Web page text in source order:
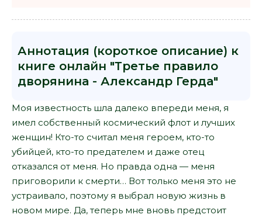
Аннотация (короткое описание) к
книге онлайн "Третье правило
дворянина - Александр Герда"
Моя известность шла далеко впереди меня, я
имел собственный космический флот и лучших
женщин! Кто-то считал меня героем, кто-то
убийцей, кто-то предателем и даже отец
отказался от меня. Но правда одна — меня
приговорили к смерти… Вот только меня это не
устраивало, поэтому я выбрал новую жизнь в
новом мире. Да, теперь мне вновь предстоит